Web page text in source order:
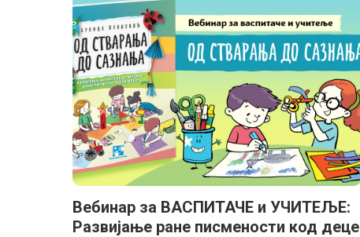
Вебинар за ВАСПИТАЧЕ и УЧИТЕЉЕ:
Развијање ране писмености код деце